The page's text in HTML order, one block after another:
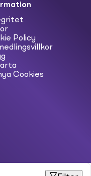
Policy
Cookies